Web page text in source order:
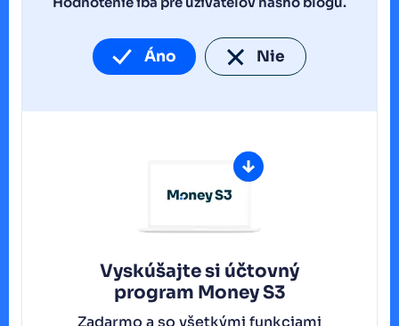
Áno Nie
Vyskúšajte si účtovný
program Money S3
Zadarmo a so všetkými funkciami